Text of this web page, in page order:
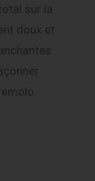
sur la
doux et